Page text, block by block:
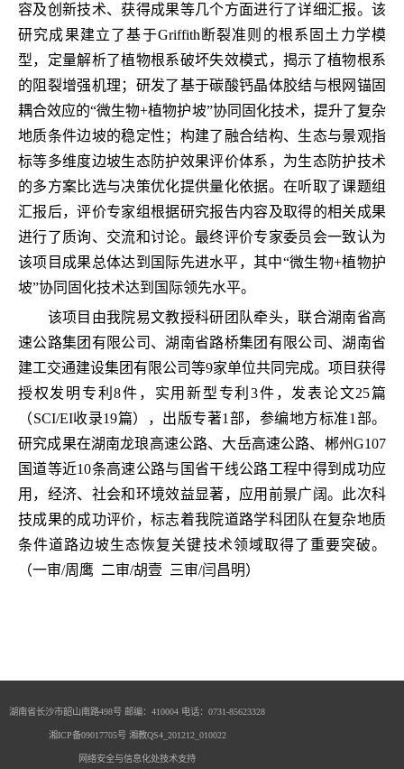
容及创新技术、获得成果等几个方面进行了详细汇报。该
研究成果建立了基于Griffith 断裂准则的根系固土力学模
型，定量解析了植物根系破坏失效模式，揭示了植物根系
的阻裂增强机理；研发了基于碳酸钙晶体胶结与根网锚固
耦合效应的“微生物+植物护坡”协同固化技术，提升了复杂
地质条件边坡的稳定性；构建了融合结构、生态与景观指
标等多维度边坡生态防护效果评价体系，为生态防护技术
的多方案比选与决策优化提供量化依据。在听取了课题组
汇报后，评价专家组根据研究报告内容及取得的相关成果
进行了质询、交流和讨论。最终评价专家委员会一致认为
该项目成果总体达到国际先进水平，其中“微生物+植物护
坡”协同固化技术达到国际领先水平。
该项目由我院易文教授科研团队牵头，联合湖南省高
速公路集团有限公司、湖南省路桥集团有限公司、湖南省
建工交通建设集团有限公司等9家单位共同完成。项目获得
授权发明专利8件，实用新型专利3件，发表论文25篇
（SCI/EI收录19篇），出版专著1 部，参编地方标准1 部。
研究成果在湖南龙琅高速公路、大岳高速公路、郴州G107
国道等近10条高速公路与国省干线公路工程中得到成功应
用，经济、社会和环境效益显著，应用前景广阔。此次科
技成果的成功评价，标志着我院道路学科团队在复杂地质
条件道路边坡生态恢复关键技术领域取得了重要突破。
（一审/周鹰 二审/胡壹 三审/闫昌明）
湖南省长沙市韶山南路498号 邮编：410004 电话：0731-85623328
湘ICP备09017705号湘教QS4_201212_010022
网络安全与信息化处技术支持